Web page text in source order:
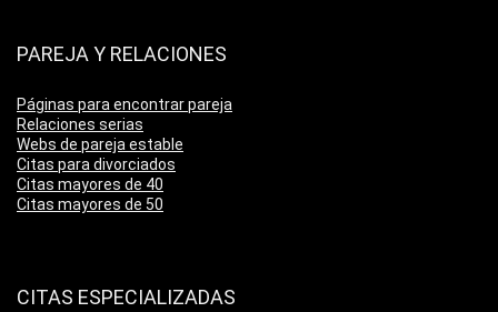
PAREJA Y RELACIONES
Páginas para encontrar pareja
Relaciones serias
Webs de pareja estable
Citas para divorciados
Citas mayores de 40
Citas mayores de 50
CITAS ESPECIALIZADAS